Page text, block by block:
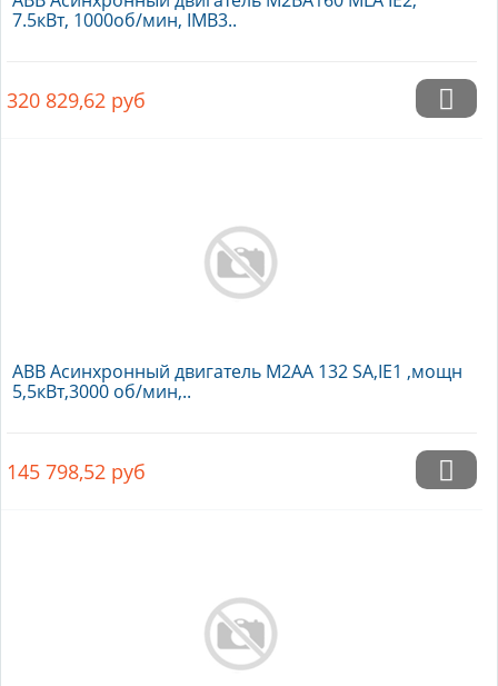
7.5кВт, 1000об/мин, IMB3..
320 829,62 руб
ABB Асинхронный двигатель M2AA 132 SA,IE1 ,мощн
5,5кВт,3000 об/мин,..
145 798,52 руб